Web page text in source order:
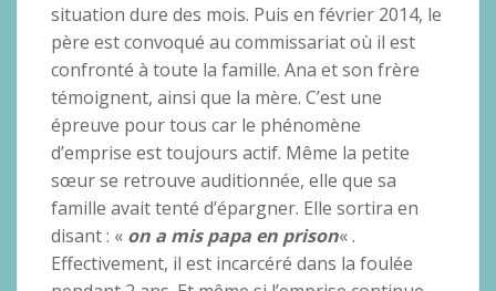
situation dure des mois. Puis en février 2014, le
père est convoqué au commissariat où il est
confronté à toute la famille. Ana et son frère
témoignent, ainsi que la mère. C’est une
épreuve pour tous car le phénomène
d’emprise est toujours actif. Même la petite
sœur se retrouve auditionnée, elle que sa
famille avait tenté d’épargner. Elle sortira en
disant : « on a mis papa en prison« .
Effectivement, il est incarcéré dans la foulée